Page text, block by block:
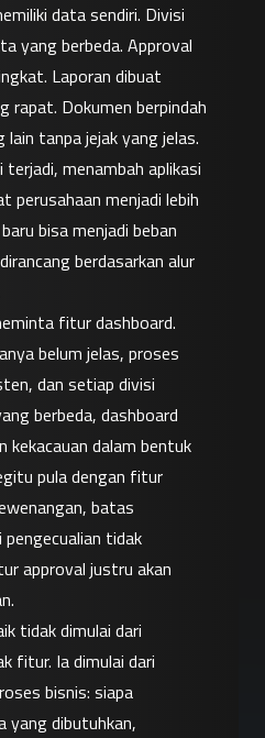
data sendiri. Divisi
yang berbeda. Approval
Laporan dibuat
rapat. Dokumen berpindah
tanpa jejak yang jelas.
menambah aplikasi
menjadi lebih
bisa menjadi beban
berdasarkan alur
fitur dashboard.
belum jelas, proses
dan setiap divisi
berbeda, dashboard
kekacauan dalam bentuk
pula dengan fitur
batas
tidak
approval justru akan
tidak dimulai dari
fitur. Ia dimulai dari
bisnis: siapa
yang dibutuhkan,